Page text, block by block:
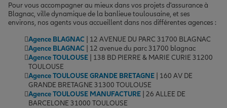
Pour vous accompagner au mieux dans vos projets d'assurance à
Blagnac, ville dynamique de la banlieue toulousaine, et ses
environs, nos agents vous accueillent dans nos différentes agences :
Agence BLAGNAC | 12 AVENUE DU PARC 31700 BLAGNAC
Agence BLAGNAC | 12 avenue du parc 31700 blagnac
Agence TOULOUSE | 138 BD PIERRE & MARIE CURIE 31200
TOULOUSE
Agence TOULOUSE GRANDE BRETAGNE | 160 AV DE
GRANDE BRETAGNE 31300 TOULOUSE
Agence TOULOUSE MANUFACTURE | 26 ALLEE DE
BARCELONE 31000 TOULOUSE